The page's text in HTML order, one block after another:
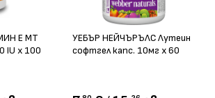
Е МТ
IU х 100
УЕБЪР НЕЙЧЪРЪЛС Лутеин
софтгел капс. 10мг х 60